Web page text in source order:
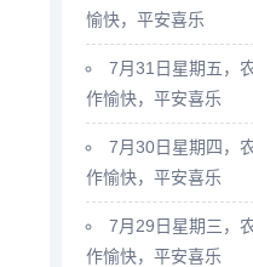
愉快，平安喜乐
7月31日星期五，
作愉快，平安喜乐
7月30日星期四，
作愉快，平安喜乐
7月29日星期三，
作愉快，平安喜乐